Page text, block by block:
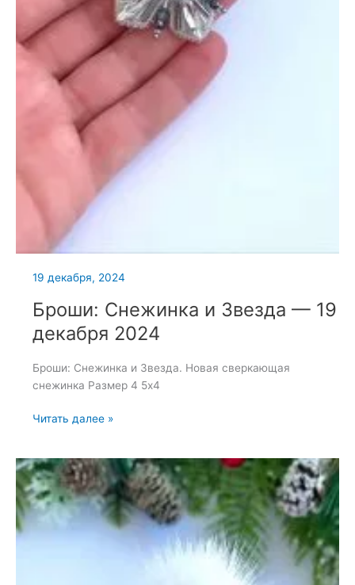
19 декабря, 2024
Броши: Снежинка и Звезда — 19
декабря 2024
Броши: Снежинка и Звезда. Новая сверкающая
снежинка Размер 4 5х4
Броши:
Звезда
—
19
Читать далее »